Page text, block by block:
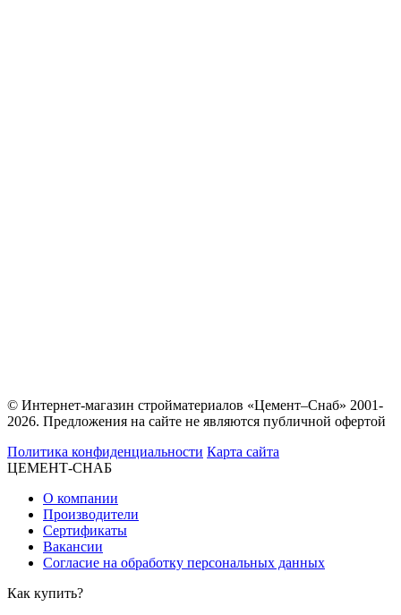
© Интернет-магазин стройматериалов «Цемент–Снаб» 2001-
2026. Предложения на сайте не являются публичной офертой
Политика конфиденциальности Карта сайта
ЦЕМЕНТ-СНАБ
О компании
Производители
Сертификаты
Вакансии
Согласие на обработку персональных данных
Как купить?